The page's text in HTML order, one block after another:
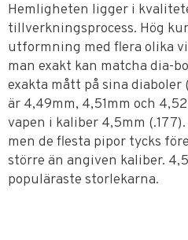
Hemligheten ligger i
tillverkningsprocess. Hög
utformning med flera olika
man exakt kan matcha dia-
exakta mått på sina diaboler
är 4,49mm, 4,51mm och
vapen i kaliber 4,5mm
men de flesta pipor tycks
större än angiven kaliber.
populäraste storlekarna.